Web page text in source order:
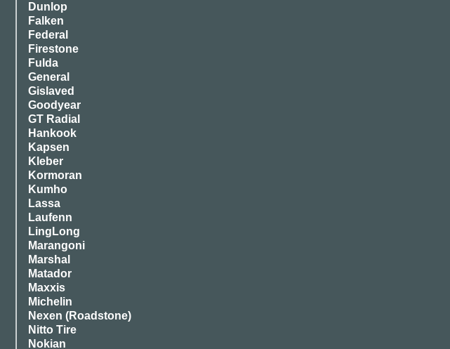
Dunlop
Falken
Federal
Firestone
Fulda
General
Gislaved
Goodyear
GT Radial
Hankook
Kapsen
Kleber
Kormoran
Kumho
Lassa
Laufenn
LingLong
Marangoni
Marshal
Matador
Maxxis
Michelin
Nexen (Roadstone)
Nitto Tire
Nokian